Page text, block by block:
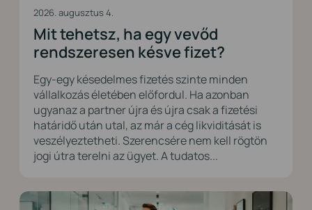
2026. augusztus 4.
Mit tehetsz, ha egy vevőd
rendszeresen késve fizet?
Egy-egy késedelmes fizetés szinte minden
vállalkozás életében előfordul. Ha azonban
ugyanaz a partner újra és újra csak a fizetési
határidő után utal, az már a cég likviditását is
veszélyeztetheti. Szerencsére nem kell rögtön
jogi útra terelni az ügyet. A tudatos...